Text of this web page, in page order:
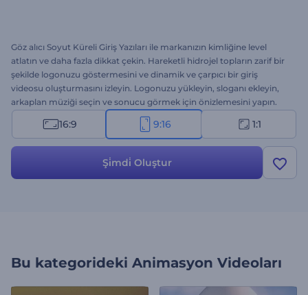
Göz alıcı Soyut Küreli Giriş Yazıları ile markanızın kimliğine level
atlatın ve daha fazla dikkat çekin. Hareketli hidrojel topların zarif bir
şekilde logonuzu göstermesini ve dinamik ve çarpıcı bir giriş
videosu oluşturmasını izleyin. Logonuzu yükleyin, sloganı ekleyin,
arkaplan müziği seçin ve sonucu görmek için önizlemesini yapın.
İşletmeler, startuplar ya da sıra dışı ve dikkat çeken bir introya
ihtiyaç duyan tüm projeler için ideal bir şablon. Şimdi oluşturun ve
16:9 9:16 1:1
Şi̇mdi̇ Oluştur
Bu kategorideki Animasyon Videoları